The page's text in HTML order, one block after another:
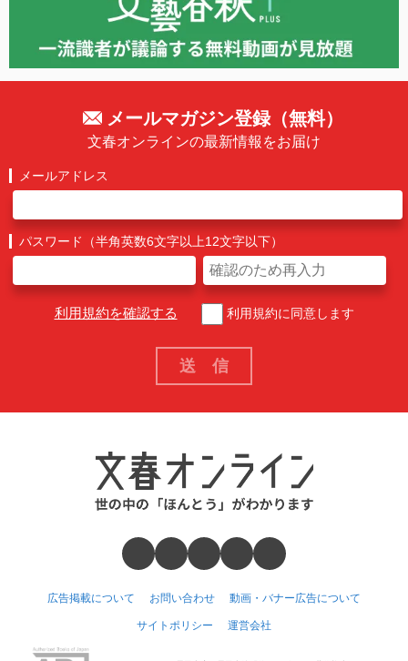
メールマガジン登録（無料）
文春オンラインの最新情報をお届け
メールアドレス
パスワード（半角英数6文字以上12文字以下）
利用規約を確認する 利用規約に同意します
広告掲載について お問い合わせ 動画・バナー広告について
サイトポリシー 運営会社